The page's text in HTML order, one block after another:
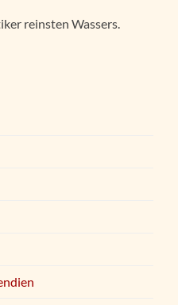
reinsten Wassers.